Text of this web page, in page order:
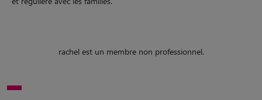
rachel est un membre non professionnel.